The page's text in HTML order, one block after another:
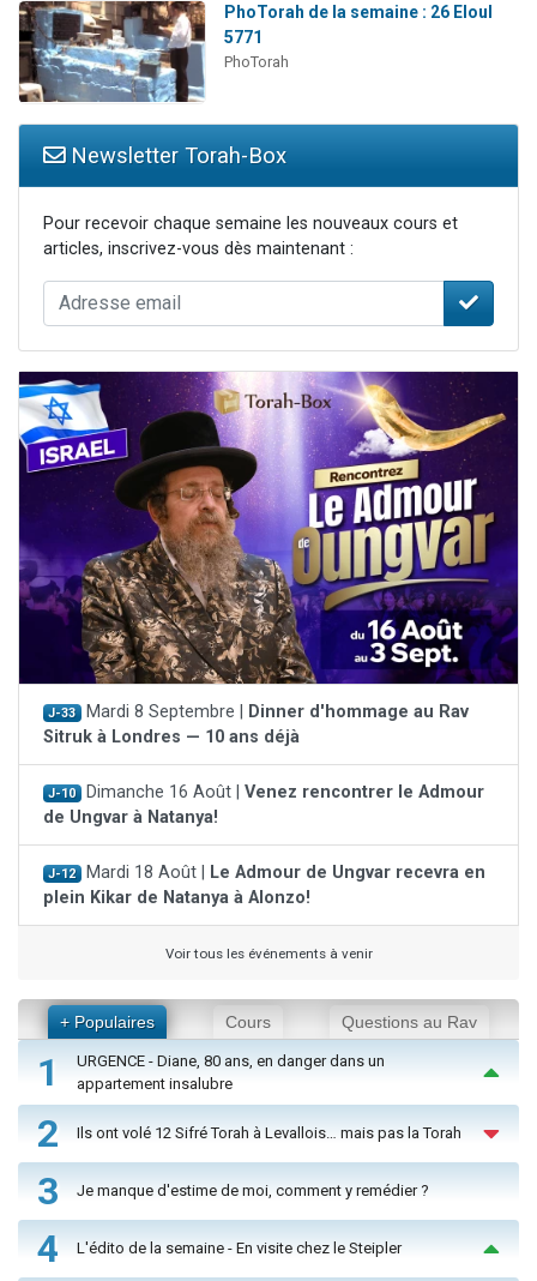
PhoTorah de la semaine : 26 Eloul
5771
PhoTorah
Newsletter Torah-Box
Pour recevoir chaque semaine les nouveaux cours et
articles, inscrivez-vous dès maintenant :
J-33 Mardi 8 Septembre |
Dinner d'hommage au Rav
Sitruk à Londres — 10 ans déjà
J-10 Dimanche 16 Août | Venez rencontrer le Admour
de Ungvar à Natanya!
J-12 Mardi 18 Août |
Le Admour de Ungvar recevra en
plein Kikar de Natanya à Alonzo!
Voir tous les événements à venir
+ Populaires Cours Questions au Rav
1
URGENCE - Diane, 80 ans, en danger dans un
appartement insalubre
2 Ils ont volé 12 Sifré Torah à Levallois… mais pas la Torah
3 Je manque d'estime de moi, comment y remédier ?
4 L'édito de la semaine - En visite chez le Steipler